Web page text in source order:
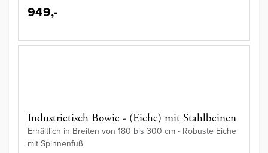
949,-
Industrietisch Bowie - (Eiche) mit Stahlbeinen
Erhältlich in Breiten von 180 bis 300 cm - Robuste Eiche
mit Spinnenfuß